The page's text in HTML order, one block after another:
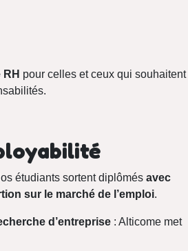
RH pour celles et ceux qui souhaitent
étudiants sortent diplômés avec
sur le marché de l’emploi.
d’entreprise: Alticome met